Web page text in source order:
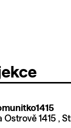
Ostrově 1415 ,